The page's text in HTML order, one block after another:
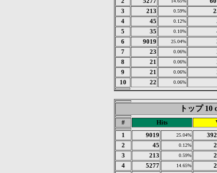
3
213 0.59%
4
45 0.12%
5
35 0.10%
6
9019 25.04%
7
23 0.06%
8
21 0.06%
9
21 0.06%
10
22 0.06%
トップ 10
# Hits
1
9019 25.04%
2
45 0.12%
3
213 0.59%
4
5277 14.65%